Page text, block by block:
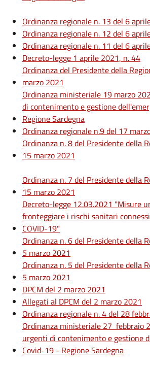
Ordinanza regionale n. 13 del 6
Ordinanza regionale n. 12 del 6
Ordinanza regionale n. 11 del 6
Decreto-legge 1 aprile 2021, n. 44
Ordinanza del Presidente della
marzo 2021
Ordinanza ministeriale 19 marzo
di contenimento e gestione
Regione Sardegna
Ordinanza regionale n.9 del 17
Ordinanza n. 8 del Presidente della
15 marzo 2021
Ordinanza n. 7 del Presidente della
15 marzo 2021
Decreto-legge 12.03.2021 "Misure
fronteggiare i rischi sanitari
COVID-19"
Ordinanza n. 6 del Presidente della
5 marzo 2021
Ordinanza n. 5 del Presidente della
5 marzo 2021
DPCM del 2 marzo 2021
Allegati al DPCM del 2 marzo 2021
Ordinanza regionale n. 4 del 28
Ordinanza ministeriale 27 febbraio
urgenti di contenimento e gestione
Covid-19 - Regione Sardegna